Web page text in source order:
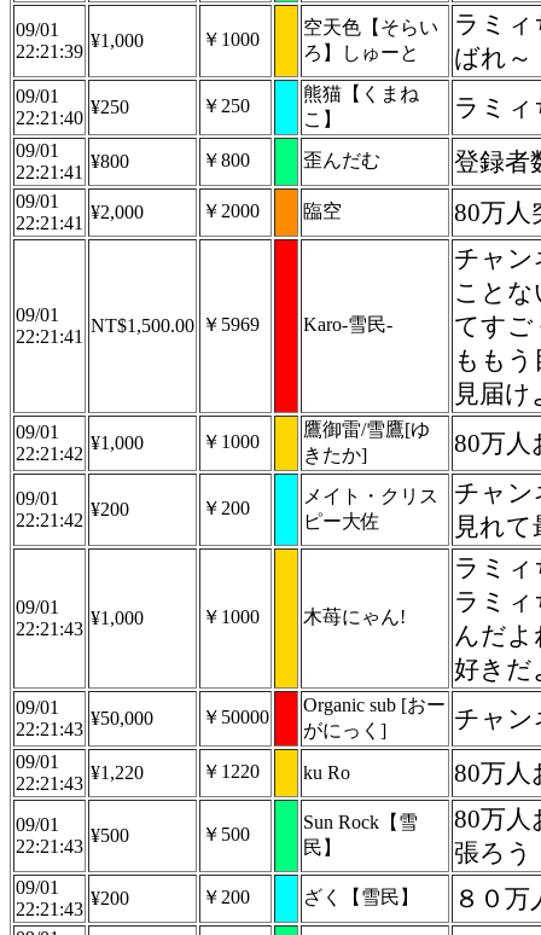
09/01
22:21:39
¥1,000 ￥1000
空天色【そらい
ろ】しゅーと
ラミィ
ばれ～
09/01
22:21:40
¥250 ￥250
熊猫【くまね
こ】
ラミィ
09/01
22:21:41
¥800 ￥800 歪んだむ 登録者
09/01
22:21:41
¥2,000 ￥2000 臨空 80万人
09/01
22:21:41
NT$1,500.00 ￥5969 Karo-雪民-
チャン
こと
てすご
もも
見届
09/01
22:21:42
¥1,000 ￥1000
鷹御雷/雪鷹[ゆ
きたか]
80万
09/01
22:21:42
¥200 ￥200
メイト・クリス
ピー大佐
チャン
見れ
09/01
22:21:43
¥1,000 ￥1000 木苺にゃん!
ラミ
ラミ
んだよ
好きだ
09/01
22:21:43
¥50,000 ￥50000
Organic sub [おー
がにっく]
チャン
09/01
22:21:43
¥1,220 ￥1220 ku Ro 80万
09/01
22:21:43
¥500 ￥500
Sun Rock【雪
民】
80万人
張ろう
09/01
22:21:43
¥200 ￥200 ざく【雪民】 ８０